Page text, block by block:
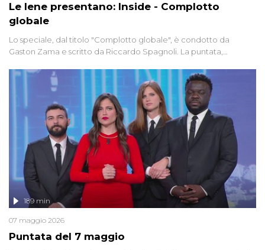
Le Iene presentano: Inside - Complotto
globale
Lo speciale, dal titolo "Complotto globale", è condotto da
Gaston Zama e scritto da Riccardo Spagnoli. La puntata,
racconta l'universo delle narrazioni alternative, dei sospetti
globali e del complottismo che negli ultimi anni hanno invaso
social network, talk show, piazze digitali e immaginario collettivo.
Puntata del 7 maggio
189 min
07 maggio 2026